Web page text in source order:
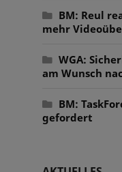
BM: Reul
mehr
WGA:
am Wunsch
BM:
gefordert